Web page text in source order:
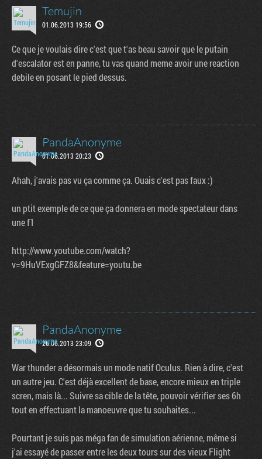
Temujin
01.06.2013 19:56
Ce que je voulais dire c'est que t'as beau savoir que le putain
d'escalator est en panne, tu vas quand meme avoir une reaction
debile en posant le pied dessus.
PandaAnonyme
01.06.2013 20:23
Ahah, j'avais pas vu ça comme ça. Ouais c'est pas faux :)
un ptit exemple de ce que ça donnera en mode spectateur dans
une f1
http://www.youtube.com/watch?
v=9HuVExgGFZ8&feature=youtu.be
PandaAnonyme
26.06.2013 23:09
War thunder a désormais un mode natif Oculus. Rien à dire, c'est
un autre jeu. C'est déjà excellent de base, encore mieux en triple
scren, mais là... Suivre sa cible de la tête, pouvoir vérifier ses 6h
tout en effectuant la manoeuvre que tu souhaites...
Pourtant je suis pas méga fan de simulation aérienne, même si
j'ai essayé de passer entre les deux tours sur des vieux Flight